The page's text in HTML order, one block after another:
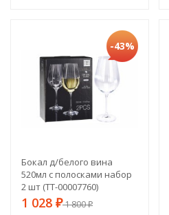
-43%
Бокал д/белого вина
520мл с полосками набор
2 шт (TT-00007760)
1 028 ₽1 800₽